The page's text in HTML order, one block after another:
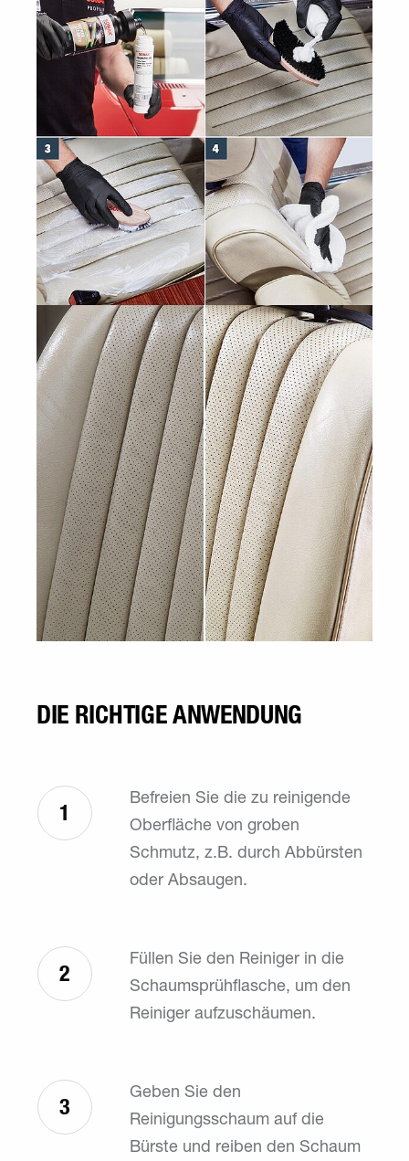
DIE RICHTIGE ANWENDUNG
1
Befreien Sie die zu reinigende
Oberfläche von groben
Schmutz, z.B. durch Abbürsten
oder Absaugen.
2
Füllen Sie den Reiniger in die
Schaumsprühflasche, um den
Reiniger aufzuschäumen.
3
Geben Sie den
Reinigungsschaum auf die
Bürste und reiben den Schaum